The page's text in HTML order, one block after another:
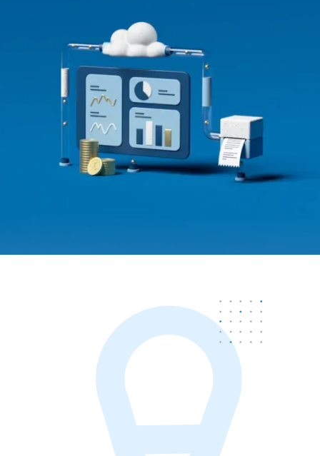
Nous contacter